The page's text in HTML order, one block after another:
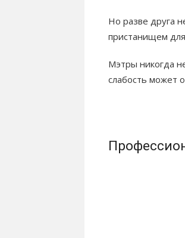
Но разве друга
пристанищем
Мэтры никогда
слабость может